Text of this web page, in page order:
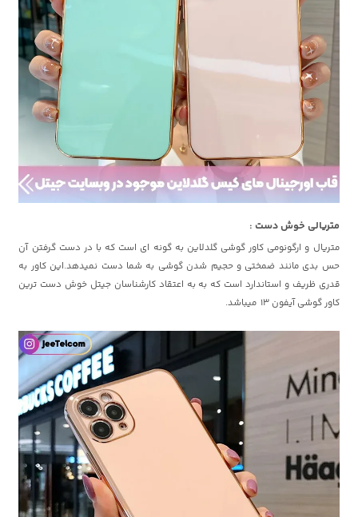
متریالی خوش دست :
متریال و ارگونومی کاور گوشی گلدلاین به گونه ای است که با در دست گرفتن آن
حس بدی مانند ضمختی و حجیم شدن گوشی به شما دست نمیدهد.این کاور به
قدری ظریف و استاندارد است که به به اعتقاد کارشناسان جیتل خوش دست ترین
کاور گوشی آیفون 13 میباشد.